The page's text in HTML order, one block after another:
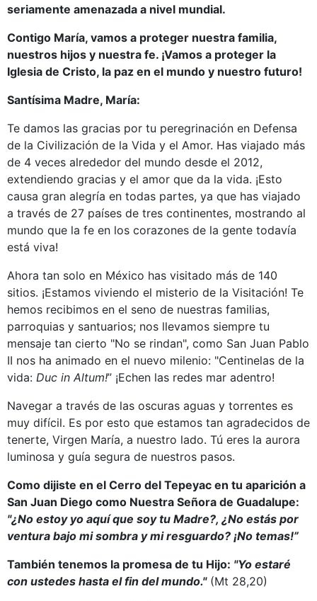
seriamente amenazada a nivel mundial.
Contigo María, vamos a proteger nuestra familia,
nuestros hijos y nuestra fe. ¡Vamos a proteger la
Iglesia de Cristo, la paz en el mundo y nuestro futuro!
Santísima Madre, María:
Te damos las gracias por tu peregrinación en Defensa
de la Civilización de la Vida y el Amor. Has viajado más
de 4 veces alrededor del mundo desde el 2012,
extendiendo gracias y el amor que da la vida. ¡Esto
causa gran alegría en todas partes, ya que has viajado
a través de 27 países de tres continentes, mostrando al
mundo que la fe en los corazones de la gente todavía
está viva!
Ahora tan solo en México has visitado más de 140
sitios. ¡Estamos viviendo el misterio de la Visitación! Te
hemos recibimos en el seno de nuestras familias,
parroquias y santuarios; nos llevamos siempre tu
mensaje tan cierto "No se rindan", como San Juan Pablo
II nos ha animado en el nuevo milenio: "Centinelas de la
vida: Duc in Altum!” ¡Echen las redes mar adentro!
Navegar a través de las oscuras aguas y torrentes es
muy difícil. Es por esto que estamos tan agradecidos de
tenerte, Virgen María, a nuestro lado. Tú eres la aurora
luminosa y guía segura de nuestros pasos.
Como dijiste en el Cerro del Tepeyac en tu aparición a
San Juan Diego como Nuestra Señora de Guadalupe:
"¿No estoy yo aquí que soy tu Madre?, ¿No estás por
ventura bajo mi sombra y mi resguardo? ¡No temas!”
También tenemos la promesa de tu Hijo: "Yo estaré
con ustedes hasta el fin del mundo."(Mt 28,20)